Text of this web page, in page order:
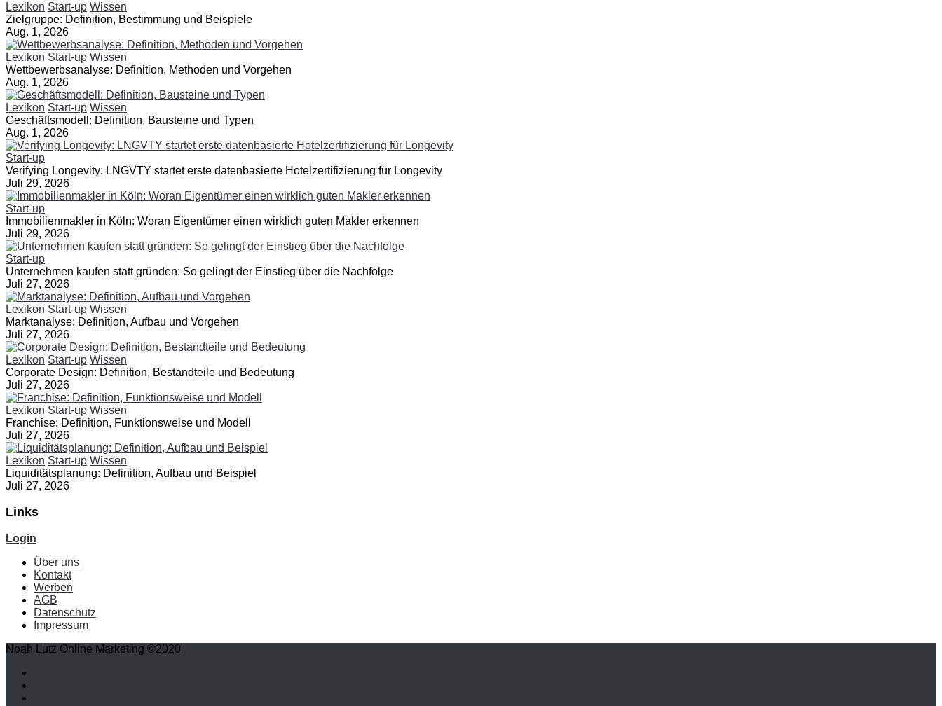
Lexikon Start-up Wissen
Zielgruppe: Definition, Bestimmung und Beispiele
Aug. 1, 2026
Lexikon Start-up Wissen
Wettbewerbsanalyse: Definition, Methoden und Vorgehen
Aug. 1, 2026
Lexikon Start-up Wissen
Geschäftsmodell: Definition, Bausteine und Typen
Aug. 1, 2026
Start-up
Verifying Longevity: LNGVTY startet erste datenbasierte Hotelzertifizierung für Longevity
Juli 29, 2026
Start-up
Immobilienmakler in Köln: Woran Eigentümer einen wirklich guten Makler erkennen
Juli 29, 2026
Start-up
Unternehmen kaufen statt gründen: So gelingt der Einstieg über die Nachfolge
Juli 27, 2026
Lexikon Start-up Wissen
Marktanalyse: Definition, Aufbau und Vorgehen
Juli 27, 2026
Lexikon Start-up Wissen
Corporate Design: Definition, Bestandteile und Bedeutung
Juli 27, 2026
Lexikon Start-up Wissen
Franchise: Definition, Funktionsweise und Modell
Juli 27, 2026
Lexikon Start-up Wissen
Liquiditätsplanung: Definition, Aufbau und Beispiel
Juli 27, 2026
Links
Login
Über uns
Kontakt
Werben
AGB
Datenschutz
Impressum
Noah Lutz Online Marketing ©2020